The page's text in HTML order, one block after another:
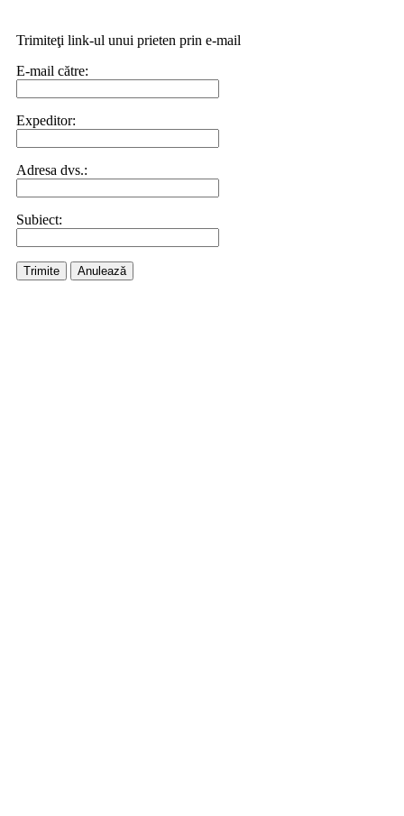
Trimiteţi link-ul unui prieten prin e-mail
E-mail către:
Expeditor:
Adresa dvs.:
Subiect:
Trimite Anulează